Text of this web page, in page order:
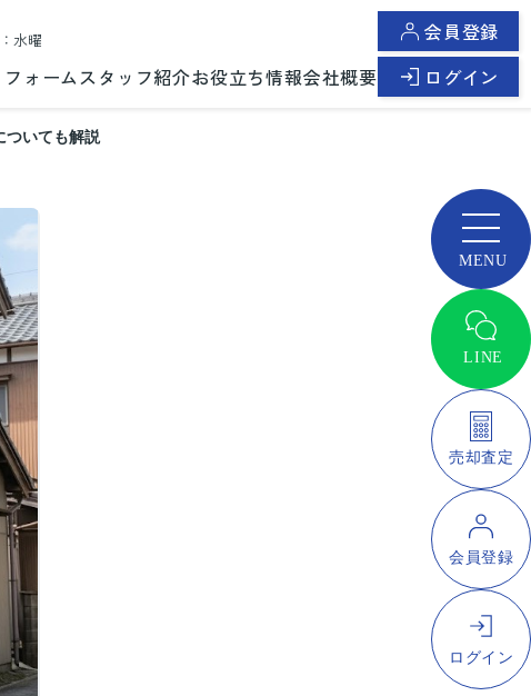
水曜
フォーム スタッフ紹介お役立ち情報会社概要
会員登録
ログイン
ついても解説